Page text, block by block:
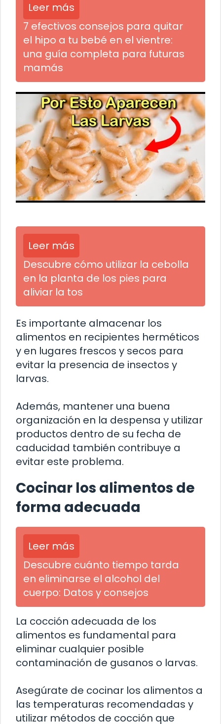
Leer más
7 efectivos consejos para quitar
el hipo a tu bebé en el vientre:
una guía completa para futuras
mamás
Leer más
Descubre cómo utilizar la cebolla
en la planta de los pies para
aliviar la tos
Es importante almacenar los
alimentos en recipientes herméticos
y en lugares frescos y secos para
evitar la presencia de insectos y
larvas.
Además, mantener una buena
organización en la despensa y utilizar
productos dentro de su fecha de
caducidad también contribuye a
evitar este problema.
Cocinar los alimentos de
forma adecuada
Leer más
Descubre cuánto tiempo tarda
en eliminarse el alcohol del
cuerpo: Datos y consejos
La cocción adecuada de los
alimentos es fundamental para
eliminar cualquier posible
contaminación de gusanos o larvas.
Asegúrate de cocinar los alimentos a
las temperaturas recomendadas y
utilizar métodos de cocción que